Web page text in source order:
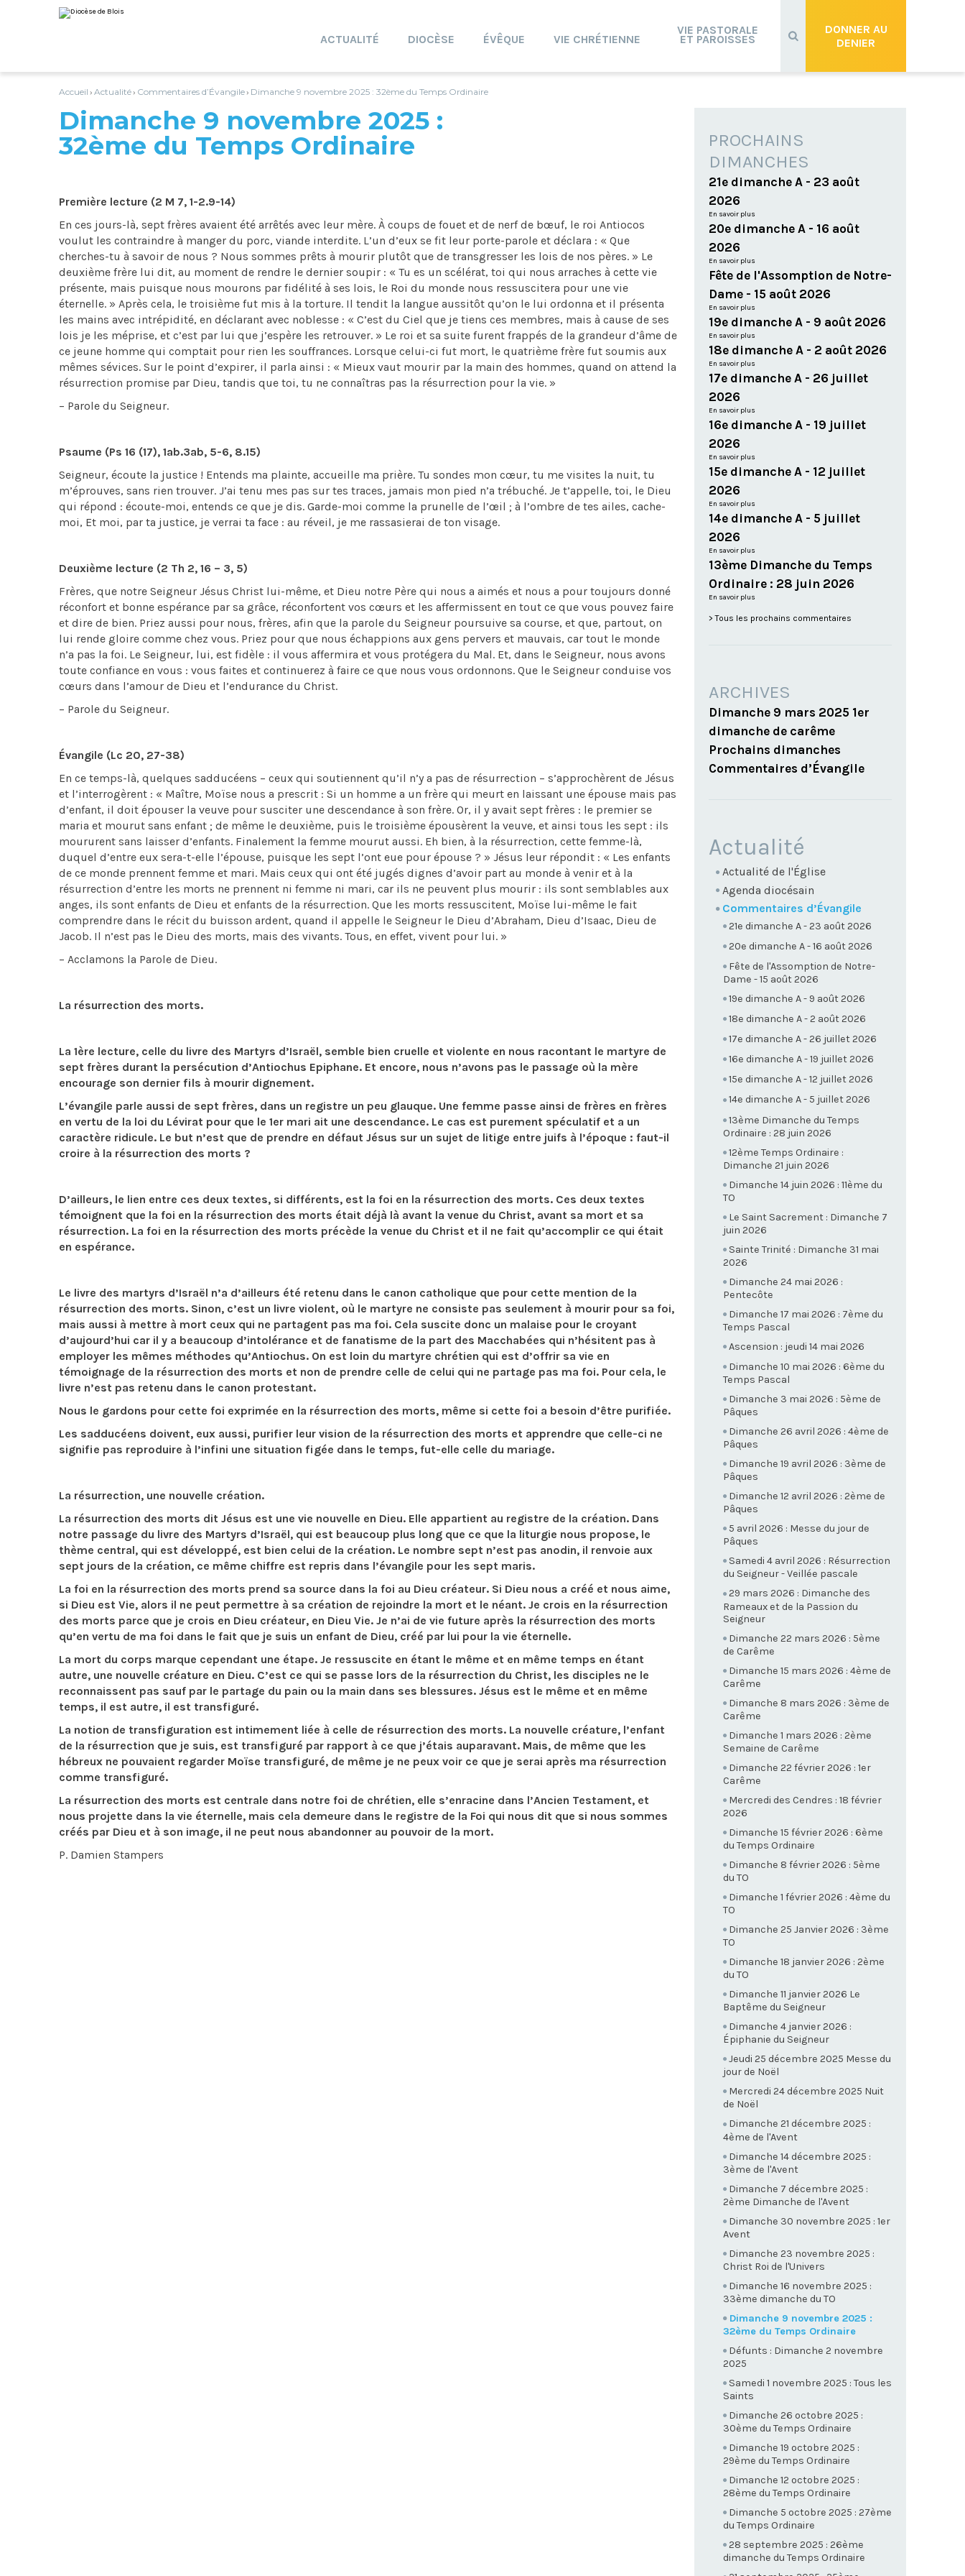
au
contenu.
personnels
DONNER AU
DENIER
ACTUALITÉ DIOCÈSE ÉVÊQUE VIE CHRÉTIENNE
VIE PASTORALE
ET PAROISSES
Accueil › Actualité› Commentaires d’Évangile› Dimanche 9 novembre 2025 : 32ème du Temps Ordinaire
Dimanche 9 novembre 2025 :
32ème du Temps Ordinaire
Première lecture (2 M 7, 1-2.9-14)
En ces jours-là, sept frères avaient été arrêtés avec leur mère. À coups de fouet et de nerf de bœuf, le roi Antiocos
voulut les contraindre à manger du porc, viande interdite. L’un d’eux se fit leur porte-parole et déclara : « Que
cherches-tu à savoir de nous ? Nous sommes prêts à mourir plutôt que de transgresser les lois de nos pères. » Le
deuxième frère lui dit, au moment de rendre le dernier soupir : « Tu es un scélérat, toi qui nous arraches à cette vie
présente, mais puisque nous mourons par fidélité à ses lois, le Roi du monde nous ressuscitera pour une vie
éternelle. » Après cela, le troisième fut mis à la torture. Il tendit la langue aussitôt qu’on le lui ordonna et il présenta
les mains avec intrépidité, en déclarant avec noblesse : « C’est du Ciel que je tiens ces membres, mais à cause de ses
lois je les méprise, et c’est par lui que j’espère les retrouver. » Le roi et sa suite furent frappés de la grandeur d’âme de
ce jeune homme qui comptait pour rien les souffrances. Lorsque celui-ci fut mort, le quatrième frère fut soumis aux
mêmes sévices. Sur le point d’expirer, il parla ainsi : « Mieux vaut mourir par la main des hommes, quand on attend la
résurrection promise par Dieu, tandis que toi, tu ne connaîtras pas la résurrection pour la vie. »
– Parole du Seigneur.
Psaume (Ps 16 (17), 1ab.3ab, 5-6, 8.15)
Seigneur, écoute la justice ! Entends ma plainte, accueille ma prière. Tu sondes mon cœur, tu me visites la nuit, tu
m’éprouves, sans rien trouver. J’ai tenu mes pas sur tes traces, jamais mon pied n’a trébuché. Je t’appelle, toi, le Dieu
qui répond : écoute-moi, entends ce que je dis. Garde-moi comme la prunelle de l’œil ; à l’ombre de tes ailes, cache-
moi, Et moi, par ta justice, je verrai ta face : au réveil, je me rassasierai de ton visage.
Deuxième lecture (2 Th 2, 16 – 3, 5)
Frères, que notre Seigneur Jésus Christ lui-même, et Dieu notre Père qui nous a aimés et nous a pour toujours donné
réconfort et bonne espérance par sa grâce, réconfortent vos cœurs et les affermissent en tout ce que vous pouvez faire
et dire de bien. Priez aussi pour nous, frères, afin que la parole du Seigneur poursuive sa course, et que, partout, on
lui rende gloire comme chez vous. Priez pour que nous échappions aux gens pervers et mauvais, car tout le monde
n’a pas la foi. Le Seigneur, lui, est fidèle : il vous affermira et vous protégera du Mal. Et, dans le Seigneur, nous avons
toute confiance en vous : vous faites et continuerez à faire ce que nous vous ordonnons. Que le Seigneur conduise vos
cœurs dans l’amour de Dieu et l’endurance du Christ.
– Parole du Seigneur.
Évangile (Lc 20, 27-38)
En ce temps-là, quelques sadducéens – ceux qui soutiennent qu’il n’y a pas de résurrection – s’approchèrent de Jésus
et l’interrogèrent : « Maître, Moïse nous a prescrit : Si un homme a un frère qui meurt en laissant une épouse mais pas
d’enfant, il doit épouser la veuve pour susciter une descendance à son frère. Or, il y avait sept frères : le premier se
maria et mourut sans enfant ; de même le deuxième, puis le troisième épousèrent la veuve, et ainsi tous les sept : ils
moururent sans laisser d’enfants. Finalement la femme mourut aussi. Eh bien, à la résurrection, cette femme-là,
duquel d’entre eux sera-t-elle l’épouse, puisque les sept l’ont eue pour épouse ? » Jésus leur répondit : « Les enfants
de ce monde prennent femme et mari. Mais ceux qui ont été jugés dignes d’avoir part au monde à venir et à la
résurrection d’entre les morts ne prennent ni femme ni mari, car ils ne peuvent plus mourir : ils sont semblables aux
anges, ils sont enfants de Dieu et enfants de la résurrection. Que les morts ressuscitent, Moïse lui-même le fait
comprendre dans le récit du buisson ardent, quand il appelle le Seigneur le Dieu d’Abraham, Dieu d’Isaac, Dieu de
Jacob. Il n’est pas le Dieu des morts, mais des vivants. Tous, en effet, vivent pour lui. »
– Acclamons la Parole de Dieu.
La résurrection des morts.
La 1ère lecture, celle du livre des Martyrs d’Israël, semble bien cruelle et violente en nous racontant le martyre de
sept frères durant la persécution d’Antiochus Epiphane. Et encore, nous n’avons pas le passage où la mère
encourage son dernier fils à mourir dignement.
L’évangile parle aussi de sept frères, dans un registre un peu glauque. Une femme passe ainsi de frères en frères
en vertu de la loi du Lévirat pour que le 1er mari ait une descendance. Le cas est purement spéculatif et a un
caractère ridicule. Le but n’est que de prendre en défaut Jésus sur un sujet de litige entre juifs à l’époque : faut-il
croire à la résurrection des morts ?
D’ailleurs, le lien entre ces deux textes, si différents, est la foi en la résurrection des morts. Ces deux textes
témoignent que la foi en la résurrection des morts était déjà là avant la venue du Christ, avant sa mort et sa
résurrection. La foi en la résurrection des morts précède la venue du Christ et il ne fait qu’accomplir ce qui était
en espérance.
Le livre des martyrs d’Israël n’a d’ailleurs été retenu dans le canon catholique que pour cette mention de la
résurrection des morts. Sinon, c’est un livre violent, où le martyre ne consiste pas seulement à mourir pour sa foi,
mais aussi à mettre à mort ceux qui ne partagent pas ma foi. Cela suscite donc un malaise pour le croyant
d’aujourd’hui car il y a beaucoup d’intolérance et de fanatisme de la part des Macchabées qui n’hésitent pas à
employer les mêmes méthodes qu’Antiochus. On est loin du martyre chrétien qui est d’offrir sa vie en
témoignage de la résurrection des morts et non de prendre celle de celui qui ne partage pas ma foi. Pour cela, le
livre n’est pas retenu dans le canon protestant.
Nous le gardons pour cette foi exprimée en la résurrection des morts, même si cette foi a besoin d’être purifiée.
Les sadducéens doivent, eux aussi, purifier leur vision de la résurrection des morts et apprendre que celle-ci ne
signifie pas reproduire à l’infini une situation figée dans le temps, fut-elle celle du mariage.
La résurrection, une nouvelle création.
La résurrection des morts dit Jésus est une vie nouvelle en Dieu. Elle appartient au registre de la création. Dans
notre passage du livre des Martyrs d’Israël, qui est beaucoup plus long que ce que la liturgie nous propose, le
thème central, qui est développé, est bien celui de la création. Le nombre sept n’est pas anodin, il renvoie aux
sept jours de la création, ce même chiffre est repris dans l’évangile pour les sept maris.
La foi en la résurrection des morts prend sa source dans la foi au Dieu créateur. Si Dieu nous a créé et nous aime,
si Dieu est Vie, alors il ne peut permettre à sa création de rejoindre la mort et le néant. Je crois en la résurrection
des morts parce que je crois en Dieu créateur, en Dieu Vie. Je n’ai de vie future après la résurrection des morts
qu’en vertu de ma foi dans le fait que je suis un enfant de Dieu, créé par lui pour la vie éternelle.
La mort du corps marque cependant une étape. Je ressuscite en étant le même et en même temps en étant
autre, une nouvelle créature en Dieu. C’est ce qui se passe lors de la résurrection du Christ, les disciples ne le
reconnaissent pas sauf par le partage du pain ou la main dans ses blessures. Jésus est le même et en même
temps, il est autre, il est transfiguré.
La notion de transfiguration est intimement liée à celle de résurrection des morts. La nouvelle créature, l’enfant
de la résurrection que je suis, est transfiguré par rapport à ce que j’étais auparavant. Mais, de même que les
hébreux ne pouvaient regarder Moïse transfiguré, de même je ne peux voir ce que je serai après ma résurrection
comme transfiguré.
La résurrection des morts est centrale dans notre foi de chrétien, elle s’enracine dans l’Ancien Testament, et
nous projette dans la vie éternelle, mais cela demeure dans le registre de la Foi qui nous dit que si nous sommes
créés par Dieu et à son image, il ne peut nous abandonner au pouvoir de la mort.
P. Damien Stampers
PROCHAINS
DIMANCHES
21e dimanche A - 23 août
2026
En savoir plus
20e dimanche A - 16 août
2026
En savoir plus
Fête de l'Assomption de Notre-
Dame - 15 août 2026
En savoir plus
19e dimanche A - 9 août 2026
En savoir plus
18e dimanche A - 2 août 2026
En savoir plus
17e dimanche A - 26 juillet
2026
En savoir plus
16e dimanche A - 19 juillet
2026
En savoir plus
15e dimanche A - 12 juillet
2026
En savoir plus
14e dimanche A - 5 juillet
2026
En savoir plus
13ème Dimanche du Temps
Ordinaire : 28 juin 2026
En savoir plus
Tous les prochains commentaires
ARCHIVES
Dimanche 9 mars 2025 1er
dimanche de carême
Prochains dimanches
Commentaires d’Évangile
NAVIGATION
Actualité
Actualité de l'Église
Agenda diocésain
Commentaires d’Évangile
21e dimanche A - 23 août 2026
20e dimanche A - 16 août 2026
Fête de l'Assomption de Notre-
Dame - 15 août 2026
19e dimanche A - 9 août 2026
18e dimanche A - 2 août 2026
17e dimanche A - 26 juillet 2026
16e dimanche A - 19 juillet 2026
15e dimanche A - 12 juillet 2026
14e dimanche A - 5 juillet 2026
13ème Dimanche du Temps
Ordinaire : 28 juin 2026
12ème Temps Ordinaire :
Dimanche 21 juin 2026
Dimanche 14 juin 2026 : 11ème du
TO
Le Saint Sacrement : Dimanche 7
juin 2026
Sainte Trinité : Dimanche 31 mai
2026
Dimanche 24 mai 2026 :
Pentecôte
Dimanche 17 mai 2026 : 7ème du
Temps Pascal
Ascension : jeudi 14 mai 2026
Dimanche 10 mai 2026 : 6ème du
Temps Pascal
Dimanche 3 mai 2026 : 5ème de
Pâques
Dimanche 26 avril 2026 : 4ème de
Pâques
Dimanche 19 avril 2026 : 3ème de
Pâques
Dimanche 12 avril 2026 : 2ème de
Pâques
5 avril 2026 : Messe du jour de
Pâques
Samedi 4 avril 2026 : Résurrection
du Seigneur - Veillée pascale
29 mars 2026 : Dimanche des
Rameaux et de la Passion du
Seigneur
Dimanche 22 mars 2026 : 5ème
de Carême
Dimanche 15 mars 2026 : 4ème de
Carême
Dimanche 8 mars 2026 : 3ème de
Carême
Dimanche 1 mars 2026 : 2ème
Semaine de Carême
Dimanche 22 février 2026 : 1er
Carême
Mercredi des Cendres : 18 février
2026
Dimanche 15 février 2026 : 6ème
du Temps Ordinaire
Dimanche 8 février 2026 : 5ème
du TO
Dimanche 1 février 2026 : 4ème du
TO
Dimanche 25 Janvier 2026 : 3ème
TO
Dimanche 18 janvier 2026 : 2ème
du TO
Dimanche 11 janvier 2026 Le
Baptême du Seigneur
Dimanche 4 janvier 2026 :
Épiphanie du Seigneur
Jeudi 25 décembre 2025 Messe du
jour de Noël
Mercredi 24 décembre 2025 Nuit
de Noël
Dimanche 21 décembre 2025 :
4ème de l'Avent
Dimanche 14 décembre 2025 :
3ème de l'Avent
Dimanche 7 décembre 2025 :
2ème Dimanche de l'Avent
Dimanche 30 novembre 2025 : 1er
Avent
Dimanche 23 novembre 2025 :
Christ Roi de l'Univers
Dimanche 16 novembre 2025 :
33ème dimanche du TO
Dimanche 9 novembre 2025 :
32ème du Temps Ordinaire
Défunts : Dimanche 2 novembre
2025
Samedi 1 novembre 2025 : Tous les
Saints
Dimanche 26 octobre 2025 :
30ème du Temps Ordinaire
Dimanche 19 octobre 2025 :
29ème du Temps Ordinaire
Dimanche 12 octobre 2025 :
28ème du Temps Ordinaire
Dimanche 5 octobre 2025 : 27ème
du Temps Ordinaire
28 septembre 2025 : 26ème
dimanche du Temps Ordinaire